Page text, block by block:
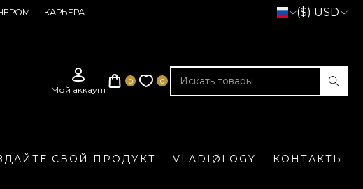
КАРЬЕРА ($) USD
СВОЙ ПРОДУКТ VLADIØLOGY КОНТАКТЫ